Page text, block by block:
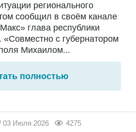
регионального
сообщил в своём канале
глава республики
«Совместно с губернатором
Михаилом...
полностью
03 Июля 2026 4275